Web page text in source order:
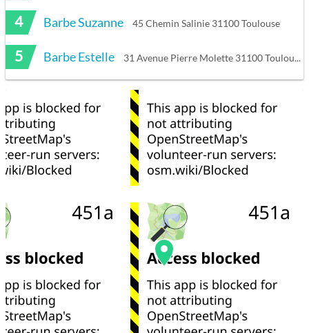
4 Barbe Suzanne 45 Chemin Salinie 31100 Toulouse
5 Barbe Estelle 31 Avenue Pierre Molette 31100 Toulouse